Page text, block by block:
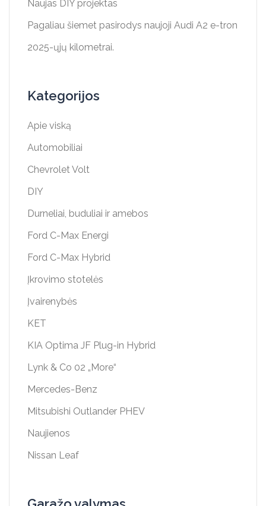
Naujas DIY projektas
Pagaliau šiemet pasirodys naujoji Audi A2 e-tron
2025-ųjų kilometrai.
Kategorijos
Apie viską
Automobiliai
Chevrolet Volt
DIY
Durneliai, buduliai ir amebos
Ford C-Max Energi
Ford C-Max Hybrid
Įkrovimo stotelės
Įvairenybės
KET
KIA Optima JF Plug-in Hybrid
Lynk & Co 02 „More“
Mercedes-Benz
Mitsubishi Outlander PHEV
Naujienos
Nissan Leaf